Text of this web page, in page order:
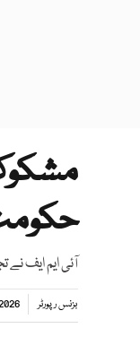
آئی ایم ایف
بزنس رپورٹر